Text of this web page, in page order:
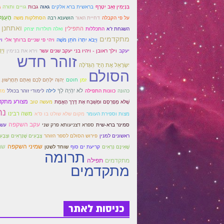
בִּנְיָמִין זְאֵב יִטְרָף בראשית ברא אלקים גאוה גבות גויים ותורה
על פי הקבלה דחיית האור הושענא רבה הסתלקות משה
השגחת ז"א התכללות התפילין ואלה תולדות יצחק ואתחנן
מתקדמים וַיָּבֹא יִתְרוֹ חֹתֵן מֹשֶׁה ויהי פי שניים ברוחך אלי
יעקב וילך ראובן - ויהיו בני יעקב שנים עשר וירא את בנימין
יִשְׂרָאֵל אֶת הַיָּד הַגְּדֹלָה זוהר חדש
הסולם זמן חוטם יְהוָה יִלָּחֵם לָכֶם וְאַתֶּם תַּחֲרִשׁוּן.
כהונה כוונות התפילה לֹא יִהְיֶה לְךָ לילה לימודי זוהר בכולל
שֶׁלּא מֶפָרְסֶם וּמְשַׁבַּח אֶת דֶּרֶך הָאֱמֶת מעשה טוב מצורע
מצות וספירת העומר מקום שלא שולט בו ס"א משה רבינו
סמינר ברא-שית ספרא דצניעותא פרק שני עקב השקפה
ראשונים למנין פירוש הסולם לספר הזוהר צְבָעִים שֶּׁנִרְאִים
שֶׁאֵינָם נִרְאִים קריעת ים סוף שוחד לשטן שמיני השקפה
מתקדמים תפילה תרומה
מתקדמים
כניסות לאתר